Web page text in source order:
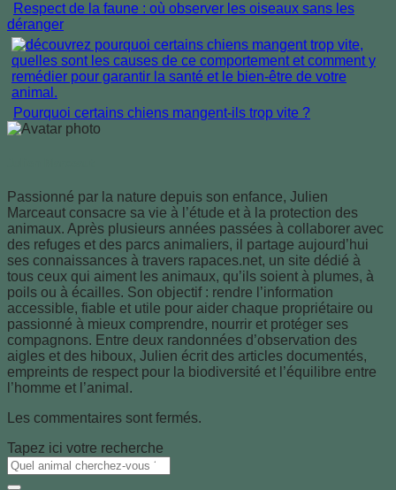
Respect de la faune : où observer les oiseaux sans les
déranger
Pourquoi certains chiens mangent-ils trop vite ?
Passionné par la nature depuis son enfance, Julien
Marceaut consacre sa vie à l’étude et à la protection des
animaux. Après plusieurs années passées à collaborer avec
des refuges et des parcs animaliers, il partage aujourd’hui
ses connaissances à travers rapaces.net, un site dédié à
tous ceux qui aiment les animaux, qu’ils soient à plumes, à
poils ou à écailles. Son objectif : rendre l’information
accessible, fiable et utile pour aider chaque propriétaire ou
passionné à mieux comprendre, nourrir et protéger ses
compagnons. Entre deux randonnées d’observation des
aigles et des hiboux, Julien écrit des articles documentés,
empreints de respect pour la biodiversité et l’équilibre entre
l’homme et l’animal.
Les commentaires sont fermés.
Tapez ici votre recherche